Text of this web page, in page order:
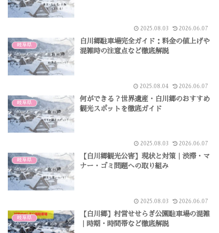
2025.08.03 2026.06.07
岐阜県
白川郷駐車場完全ガイド：料金の値上げや
混雑時の注意点など徹底解説
2025.08.04 2026.06.07
岐阜県
何ができる？世界遺産・白川郷のおすすめ
観光スポットを徹底ガイド
2025.08.03 2026.06.07
岐阜県
【白川郷観光公害】現状と対策｜渋滞・マ
ナー・ゴミ問題への取り組み
2025.08.03 2026.06.07
岐阜県
【白川郷】村営せせらぎ公園駐車場の混雑
｜時期・時間帯など徹底解説